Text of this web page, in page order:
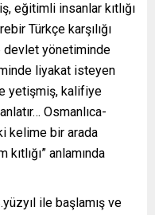
eğitimli insanlar kıtlığı
Türkçe karşılığı
yönetiminde
liyakat isteyen
yetişmiş, kalifiye
Osmanlıca-
kelime bir arada
anlamında
ile başlamış ve